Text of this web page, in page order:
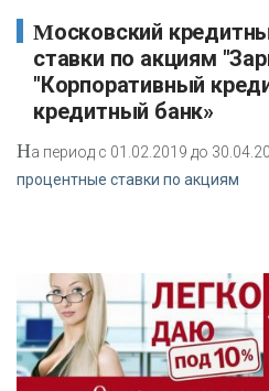
Московский кредитный банк снижает
ставки по акциям
"Корпоративный
кредитный банк»
На период с 01.02.2019 до
процентные ставки по акциям